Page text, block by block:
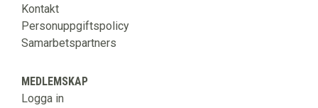
Kontakt
Personuppgiftspolicy
Samarbetspartners
MEDLEMSKAP
Logga in